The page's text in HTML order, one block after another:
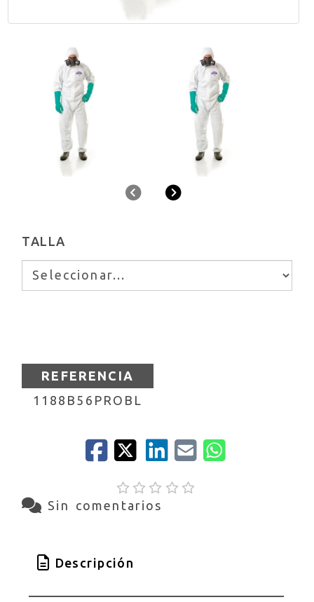
AnteriorSiguiente
TALLA
REFERENCIA
1188B56PROBL
Sin comentarios
Descripción